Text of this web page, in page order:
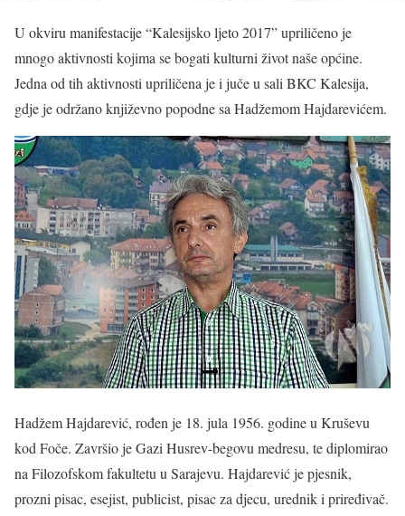
U okviru manifestacije “Kalesijsko ljeto 2017” upriličeno je
mnogo aktivnosti kojima se bogati kulturni život naše općine.
Jedna od tih aktivnosti upriličena je i juče u sali BKC Kalesija,
gdje je održano književno popodne sa Hadžemom Hajdarevićem.
Hadžem Hajdarević, rođen je 18. jula 1956. godine u Kruševu
kod Foče. Završio je Gazi Husrev-begovu medresu, te diplomirao
na Filozofskom fakultetu u Sarajevu. Hajdarević je pjesnik,
prozni pisac, esejist, publicist, pisac za djecu, urednik i priređivač.